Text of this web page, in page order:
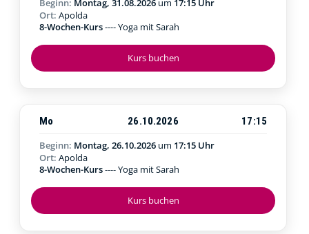
Kurs buchen
Beginn: Montag, 31.08.2026 um 17:15 Uhr
Ort: Apolda
8-Wochen-Kurs---- Yoga mit Sarah
Kurs buchen
Mo 26.10.2026
17:15
Beginn: Montag, 26.10.2026 um 17:15 Uhr
Ort: Apolda
8-Wochen-Kurs---- Yoga mit Sarah